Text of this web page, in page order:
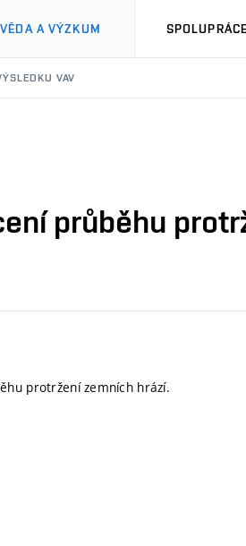
VĚDA A VÝZKUM SPOLUPRÁCE
VAV
průběhu
protržení zemních hrází.